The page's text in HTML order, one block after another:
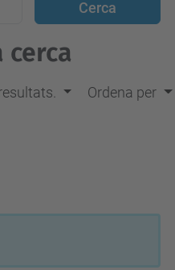
cerca
Ordena per